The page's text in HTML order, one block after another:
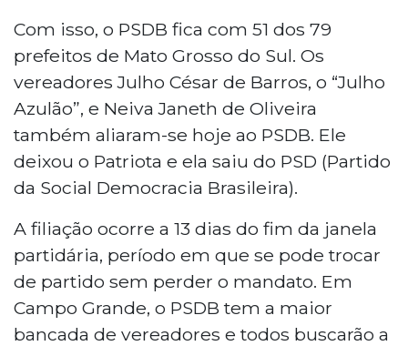
Com isso, o PSDB fica com 51 dos 79
prefeitos de Mato Grosso do Sul. Os
vereadores Julho César de Barros, o “Julho
Azulão”, e Neiva Janeth de Oliveira
também aliaram-se hoje ao PSDB. Ele
deixou o Patriota e ela saiu do PSD (Partido
da Social Democracia Brasileira).
A filiação ocorre a 13 dias do fim da janela
partidária, período em que se pode trocar
de partido sem perder o mandato. Em
Campo Grande, o PSDB tem a maior
bancada de vereadores e todos buscarão a